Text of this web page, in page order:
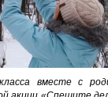
вместе с